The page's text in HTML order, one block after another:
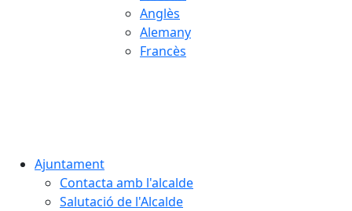
Anglès
Alemany
Francès
Ajuntament
Contacta amb l'alcalde
Salutació de l'Alcalde